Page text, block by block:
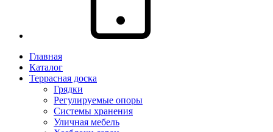
Главная
Каталог
Террасная доска
Грядки
Регулируемые опоры
Системы хранения
Уличная мебель